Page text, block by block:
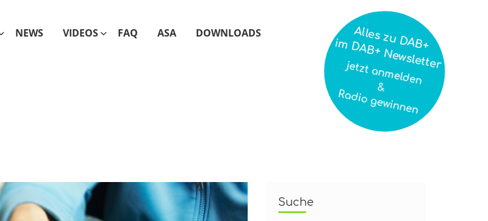
NEWS VIDEOS FAQ ASA DOWNLOADS
Suche
Alles zu DAB+
im DAB+ Newsletter
jetzt anmelden
&
Radio gewinnen